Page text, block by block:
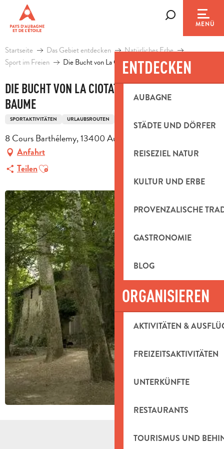
contenu
principal
MENÜ
ENTDECKEN
AUBAGNE
STÄDTE UND DÖRFER
REISEZIEL NATUR
KULTUR UND ERBE
PROVENZALISCHE
GASTRONOMIE
BLOG
ORGANISIEREN
AKTIVITÄTEN &
FREIZEITSAKTIVITÄTEN
UNTERKÜNFTE
RESTAURANTS
TOURISMUS UND
Startseite Das Gebiet entdecken
Natürliches Erbe
Sport im Freien
Die Bucht von La Ciotat und die Sainte-Baume
DIE BUCHT VON LA CIOTAT UND DIE SAINTE-
BAUME
SPORTAKTIVITÄTEN URLAUBSROUTEN
8 Cours Barthélemy, 13400 Aubagne
Anfahrt
TeilenAjouter aux favoris